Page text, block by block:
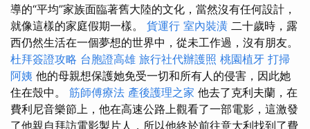
導的“平均”家族面臨著舊大陸的文化，當然沒有任何設計，
就像這樣的家庭假期一樣。 貨運行 室內裝潢 二十歲時，露
西仍然生活在一個夢想的世界中，從未工作過，沒有朋友。
杜拜簽證攻略 台胞證高雄 旅行社代辦護照 桃園植牙 打掃
阿姨 他的母親想保護她免受一切和所有人的侵害，因此她
住在殼中。 筋師傅療法 產後護理之家 他去了克利夫蘭，在
費利尼音樂節上，他在高速公路上觀看了一部電影，這激發
了他親自拜訪電影製片人，所以他終於前往意大利找到了費